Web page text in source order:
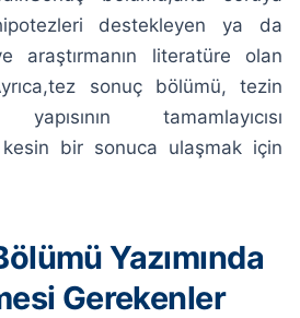
destekleyen ya da
araştırmanın literatüre olan
sonuç bölümü, tezin
tamamlayıcısı
kesin bir sonuca ulaşmak için
Yazımında
Gerekenler